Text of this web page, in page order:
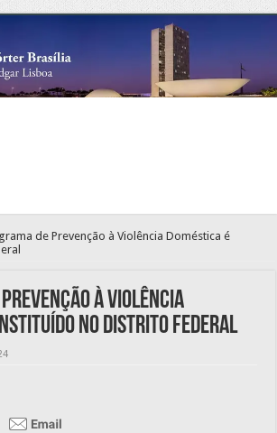
de Prevenção à Violência Doméstica é
à Violência
no Distrito Federal